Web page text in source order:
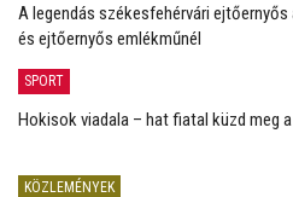
A legendás székesfehérvári
és ejtőernyős emlékműnél
SPORT
Hokisok viadala – hat fiatal küzd meg
KÖZLEMÉNYEK